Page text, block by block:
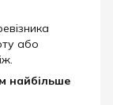
або
найбільше